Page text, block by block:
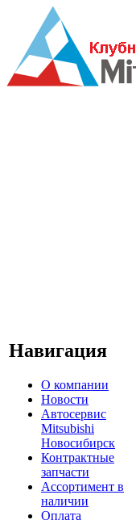
Навигация
О компании
Новости
Автосервис
Mitsubishi
Новосибирск
Контрактные
запчасти
Ассортимент в
наличии
Оплата